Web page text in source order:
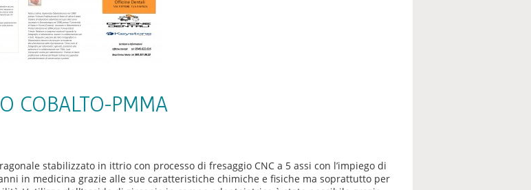
COBALTO-PMMA
stabilizzato in ittrio con processo di fresaggio CNC a 5 assi con l’impiego di
in medicina grazie alle sue caratteristiche chimiche e fisiche ma soprattutto per